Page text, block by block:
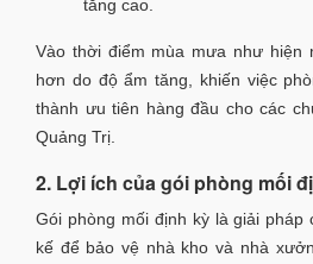
tăng cao.
Vào thời điểm mùa mưa như hiện
hơn do độ ẩm tăng, khiến việc
thành ưu tiên hàng đầu cho các
Quảng Trị.
2. Lợi ích của gói phòng mối
Gói phòng mối định kỳ là giải pháp
kế để bảo vệ nhà kho và nhà